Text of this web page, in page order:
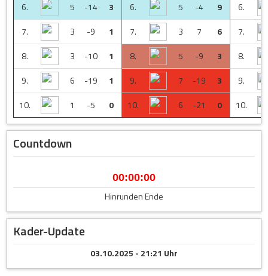
6.
5 -14
3
7.
3 -9
1
8.
3 -10
1
9.
6 -19
1
10.
1 -5 0
6.
5 -4
9
7.
3 7
6
8.
5 -9
3
9.
7 -19
3
10.
6 -21 0
6.
7.
8.
9.
10.
Countdown
00:00:00
Hinrunden Ende
Kader-Update
03.10.2025 - 21:21 Uhr